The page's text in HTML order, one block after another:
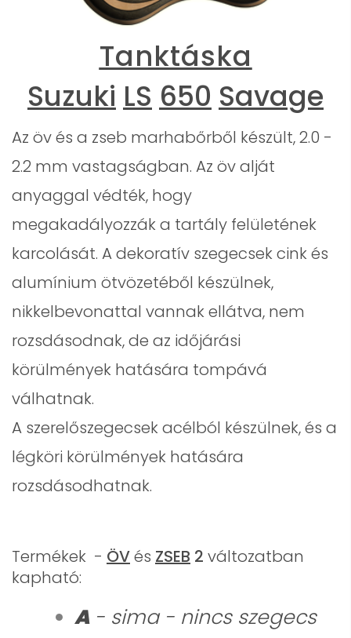
Tanktáska
Suzuki LS 650 Savage
Az öv és a zseb marhabőrből készült, 2.0 -
2.2 mm vastagságban. Az öv alját
anyaggal védték, hogy
megakadályozzák a tartály felületének
karcolását. A dekoratív szegecsek cink és
alumínium ötvözetéből készülnek,
nikkelbevonattal vannak ellátva, nem
rozsdásodnak, de az időjárási
körülmények hatására tompává
válhatnak.
A szerelőszegecsek acélból készülnek, és a
légköri körülmények hatására
rozsdásodhatnak.
Termékek - ÖVés ZSEB 2 változatban
kapható:
A- sima - nincs szegecs